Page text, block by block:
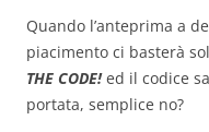
Quando l’anteprima a
piacimento ci basterà
THE CODE!ed il codice
portata, semplice no?